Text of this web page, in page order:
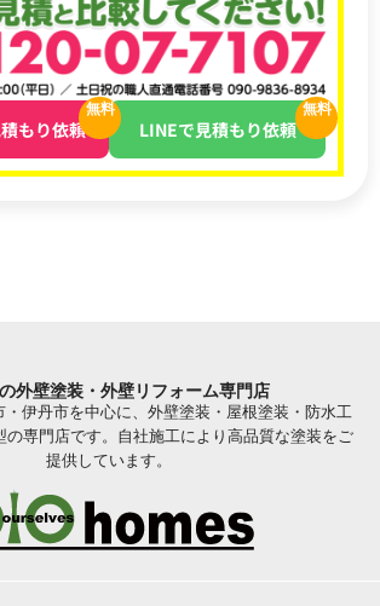
もり依頼
無料
LINEで見積もり依頼
無料
外壁塗装・外壁リフォーム専門店
伊丹市を中心に、外壁塗装・屋根塗装・防水工
の専門店です。自社施工により高品質な塗装をご
提供しています。